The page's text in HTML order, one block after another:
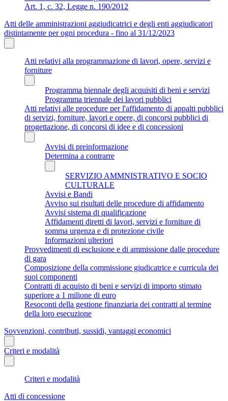
Art. 1, c. 32, Legge n. 190/2012
Atti delle amministrazioni aggiudicatrici e degli enti aggiudicatori
distintamente per ogni procedura - fino al 31/12/2023
Atti relativi alla programmazione di lavori, opere, servizi e
forniture
Programma biennale degli acquisiti di beni e servizi
Programma triennale dei lavori pubblici
Atti relativi alle procedure per l'affidamento di appalti pubblici
di servizi, forniture, lavori e opere, di concorsi pubblici di
progettazione, di concorsi di idee e di concessioni
Avvisi di preinformazione
Determina a contrarre
SERVIZIO AMMNISTRATIVO E SOCIO
CULTURALE
Avvisi e Bandi
Avviso sui risultati delle procedure di affidamento
Avvisi sistema di qualificazione
Affidamenti diretti di lavori, servizi e forniture di
somma urgenza e di protezione civile
Informazioni ulteriori
Provvedimenti di esclusione e di ammissione dalle procedure
di gara
Composizione della commissione giudicatrice e curricula dei
suoi componenti
Contratti di acquisto di beni e servizi di importo stimato
superiore a 1 milione di euro
Resoconti della gestione finanziaria dei contratti al termine
della loro esecuzione
Sovvenzioni, contributi, sussidi, vantaggi economici
Criteri e modalità
Criteri e modalità
Atti di concessione